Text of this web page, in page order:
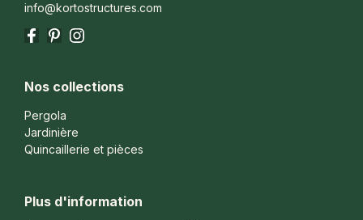
info@kortostructures.com
Facebook
Pinterest
Instagram
Nos collections
Pergola
Jardinière
Quincaillerie et pièces
Plus d'information